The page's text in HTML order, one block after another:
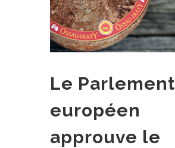
Le Parlement
européen
approuve le